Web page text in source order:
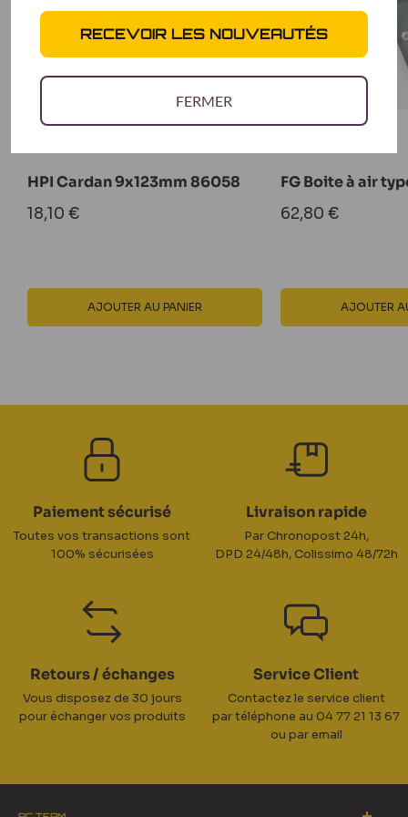
HPI Cardan 9x123mm 86058
Prix
réduit
18,10 €
AJOUTER AU PANIER
FG Boite à air
Prix
réduit
62,80 €
AJOUTER
Paiement sécurisé
Toutes vos transactions sont
100% sécurisées
Livraison rapide
Par Chronopost 24h,
DPD 24/48h, Colissimo 48/72h
Retours / échanges
Vous disposez de 30 jours
pour échanger vos produits
Service Client
Contactez le service client
par téléphone au 04 77 21 13 67
ou par email
RECEVOIR LES NOUVEAUTÉS
FERMER